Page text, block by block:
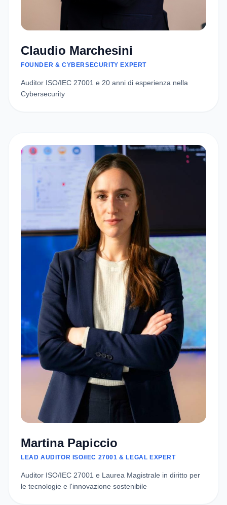
Claudio Marchesini
FOUNDER & CYBERSECURITY EXPERT
Auditor ISO/IEC 27001 e 20 anni di esperienza nella
Cybersecurity
Martina Papiccio
LEAD AUDITOR ISO/IEC 27001 & LEGAL EXPERT
Auditor ISO/IEC 27001 e Laurea Magistrale in diritto per
le tecnologie e l'innovazione sostenibile